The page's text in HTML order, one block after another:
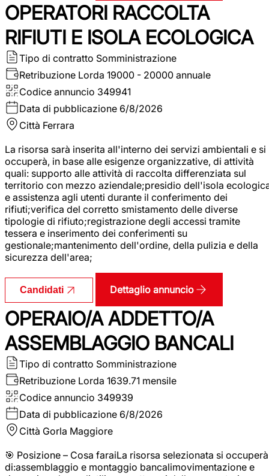
OPERATORI RACCOLTA
RIFIUTI E ISOLA ECOLOGICA
Tipo di contratto Somministrazione
Retribuzione Lorda 19000 - 20000 annuale
Codice annuncio 349941
Data di pubblicazione 6/8/2026
Città Ferrara
La risorsa sarà inserita all'interno dei servizi ambientali e si
occuperà, in base alle esigenze organizzative, di attività
quali: supporto alle attività di raccolta differenziata sul
territorio con mezzo aziendale;presidio dell'isola
e assistenza agli utenti durante il conferimento dei
rifiuti;verifica del corretto smistamento delle diverse
tipologie di rifiuto;registrazione degli accessi tramite
tessera e inserimento dei conferimenti su
gestionale;mantenimento dell'ordine, della pulizia e della
sicurezza dell'area;
Candidati Dettaglio annuncio
OPERAIO/A ADDETTO/A
ASSEMBLAGGIO BANCALI
Tipo di contratto Somministrazione
Retribuzione Lorda 1639.71 mensile
Codice annuncio 349939
Data di pubblicazione 6/8/2026
Città Gorla Maggiore
🎯 Posizione – Cosa faraiLa risorsa selezionata si occuperà
di:assemblaggio e montaggio bancalimovimentazione e